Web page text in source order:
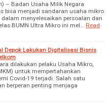
– Badan Usaha Milik Negara
bisa menjadi sandaran usaha mikro
dalam menyelesaikan persoalan dan
Ultra Mikro ini mel… Read
Depok Lakukan Digitalisasi Bisnis
dilakukan pelaku Usaha Mikro,
untuk mempertahankan
Covid-19 terjadi. Salah satu
berperan penting menjaga